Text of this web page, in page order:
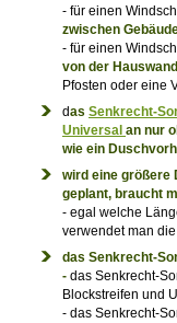
- für einen
zwischen
- für einen
von der
Pfosten oder eine
das Senkrecht-
Universal an nur
wie ein
wird eine größere
geplant, braucht
- egal welche
verwendet man
das Senkrecht-
- das Senkrecht-
Blockstreifen und
- das Senkrecht-